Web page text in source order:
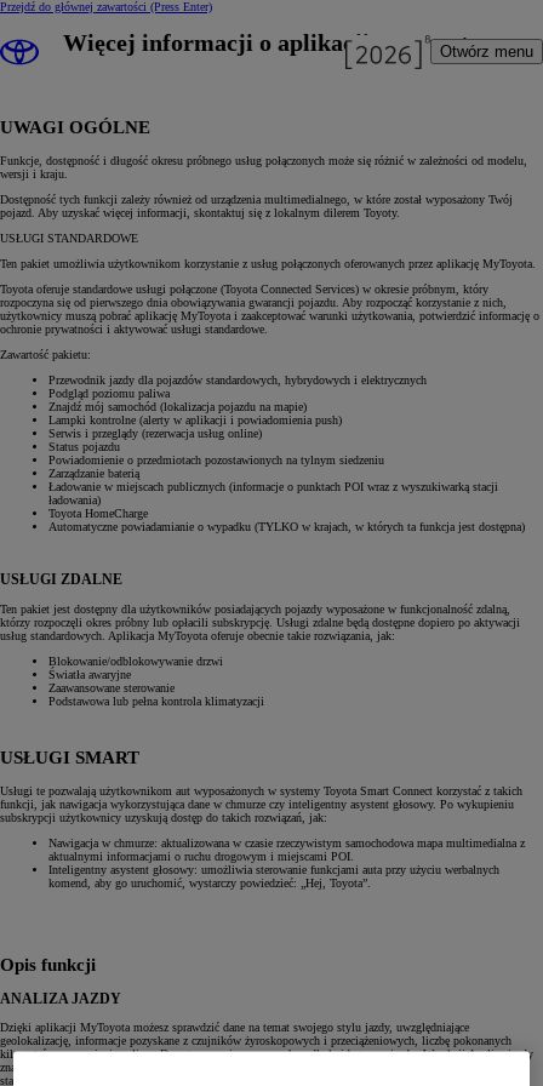
Przejdź do głównej zawartości (Press Enter)
Otwórz menu
Więcej informacji o aplikacji MyToyota
UWAGI OGÓLNE
Funkcje, dostępność i długość okresu próbnego usług połączonych może się różnić w zależności od modelu,
wersji i kraju.
Dostępność tych funkcji zależy również od urządzenia multimedialnego, w które został wyposażony Twój
pojazd. Aby uzyskać więcej informacji, skontaktuj się z lokalnym dilerem Toyoty.
USŁUGI STANDARDOWE
Ten pakiet umożliwia użytkownikom korzystanie z usług połączonych oferowanych przez aplikację MyToyota.
Toyota oferuje standardowe usługi połączone (Toyota Connected Services) w okresie próbnym, który
rozpoczyna się od pierwszego dnia obowiązywania gwarancji pojazdu. Aby rozpocząć korzystanie z nich,
użytkownicy muszą pobrać aplikację MyToyota i zaakceptować warunki użytkowania, potwierdzić informację o
ochronie prywatności i aktywować usługi standardowe.
Zawartość pakietu:
Przewodnik jazdy dla pojazdów standardowych, hybrydowych i elektrycznych
Podgląd poziomu paliwa
Znajdź mój samochód (lokalizacja pojazdu na mapie)
Lampki kontrolne (alerty w aplikacji i powiadomienia push)
Serwis i przeglądy (rezerwacja usług online)
Status pojazdu
Powiadomienie o przedmiotach pozostawionych na tylnym siedzeniu
Zarządzanie baterią
Ładowanie w miejscach publicznych (informacje o punktach POI wraz z wyszukiwarką stacji
ładowania)
Toyota HomeCharge
Automatyczne powiadamianie o wypadku (TYLKO w krajach, w których ta funkcja jest dostępna)
USŁUGI ZDALNE
Ten pakiet jest dostępny dla użytkowników posiadających pojazdy wyposażone w funkcjonalność zdalną,
którzy rozpoczęli okres próbny lub opłacili subskrypcję. Usługi zdalne będą dostępne dopiero po aktywacji
usług standardowych. Aplikacja MyToyota oferuje obecnie takie rozwiązania, jak:
Blokowanie/odblokowywanie drzwi
Światła awaryjne
Zaawansowane sterowanie
Podstawowa lub pełna kontrola klimatyzacji
USŁUGI SMART
Usługi te pozwalają użytkownikom aut wyposażonych w systemy Toyota Smart Connect korzystać z takich
funkcji, jak nawigacja wykorzystująca dane w chmurze czy inteligentny asystent głosowy. Po wykupieniu
subskrypcji użytkownicy uzyskują dostęp do takich rozwiązań, jak:
Nawigacja w chmurze: aktualizowana w czasie rzeczywistym samochodowa mapa multimedialna z
aktualnymi informacjami o ruchu drogowym i miejscami POI.
Inteligentny asystent głosowy: umożliwia sterowanie funkcjami auta przy użyciu werbalnych
komend, aby go uruchomić, wystarczy powiedzieć: „Hej, Toyota”.
Opis funkcji
ANALIZA JAZDY
Dzięki aplikacji MyToyota możesz sprawdzić dane na temat swojego stylu jazdy, uwzględniające
geolokalizację, informacje pozyskane z czujników żyroskopowych i przeciążeniowych, liczbę pokonanych
kilometrów oraz zużycie paliwa. Dane te są zapisywane osobno dla każdego przejazdu. W sekcji Analiza jazdy
znajdziesz m.in. takie zdarzenia, jak gwałtowne hamowanie, szybkie przyspieszanie czy długotrwała jazda ze
stałą prędkością – wraz z ich dokładnym czasem i lokalizacją.